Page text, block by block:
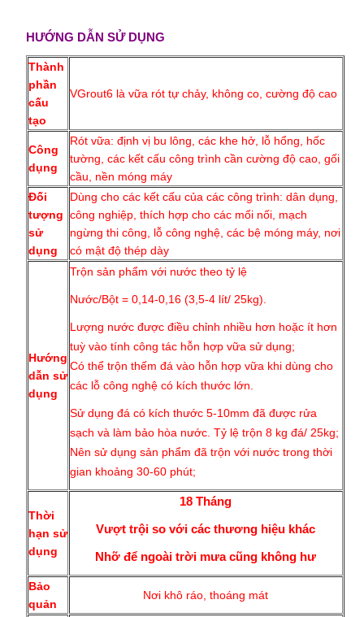
HƯỚNG DẪN SỬ DỤNG
Thành
phần
cấu
tạo
VGrout6 là vữa rót tự chảy, không co, cường độ cao
Công
dụng
Rót vữa: định vị bu lông, các khe hở, lỗ hổng, hốc
tường, các kết cấu công trình cần cường độ cao, gối
cầu, nền móng máy
Đối
tượng
sử
dụng
Dùng cho các kết cấu của các công trình: dân dụng,
công nghiệp, thích hợp cho các mối nối, mạch
ngừng thi công, lỗ công nghệ, các bệ móng máy, nơi
có mật độ thép dày
Hướng
dẫn sử
dụng
Trộn sản phẩm với nước theo tỷ lệ
Nước/Bột = 0,14-0,16 (3,5-4 lít/ 25kg)
Lượng nước được điều chỉnh nhiều hơn hoặc ít hơn
tuỳ vào tính công tác hỗn hợp vữa sử dụng;
Có thể trộn thếm đá vào hỗn hợp vữa khi dùng cho
các lỗ công nghệ có kích thước lớn.
Sử dụng đá có kích thước 5-10mm đã được rửa
sạch và làm bảo hòa nước. Tỷ lệ trộn 8 kg đá/ 25kg;
Nên sử dụng sản phẩm đã trộn với nước trong thời
gian khoảng 30-60 phút;
Thời
hạn sử
dụng
18 Tháng
Vượt trội so với các thương hiệu khác
Nhỡ để ngoài trời mưa cũng không hư
Bảo
quản
Nơi khô ráo, thoáng mát